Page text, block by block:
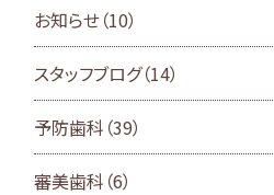
お知らせ（10）
スタッフブログ（14）
予防歯科 （39）
審美歯科 （6）